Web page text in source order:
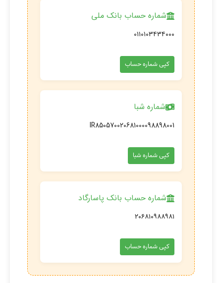
شماره حساب بانک ملی
۰۱۱۰۱۰۳۴۳۴۰۰۰
کپی شماره حساب
شماره شبا
IR850570020681000098898001
کپی شماره شبا
شماره حساب بانک پاسارگاد
۲۰۶۸۱۰۹۸۸۹۸۱
کپی شماره حساب